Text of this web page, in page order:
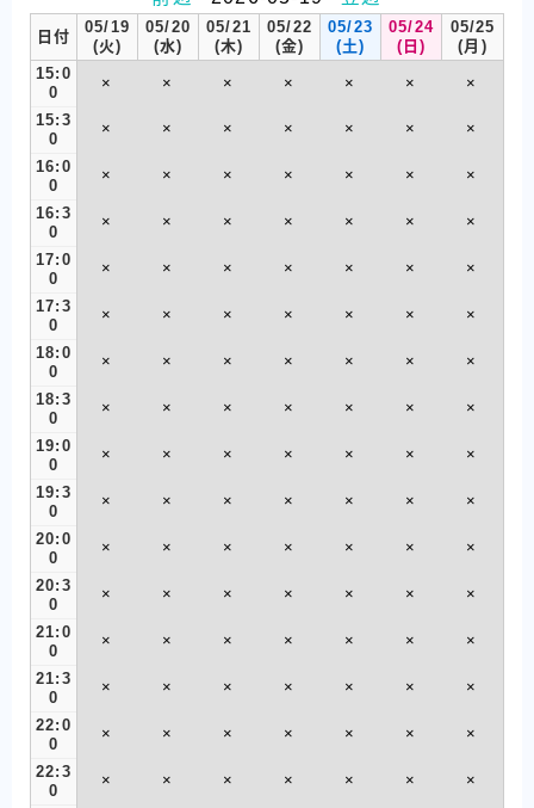
日付
05/19
(火)
05/20
(水)
05/21
(木)
05/22
(金)
05/23
(土)
05/24
(日)
05/25
(月)
15:0
0
× × × × × × ×
15:3
0
× × × × × × ×
16:0
0
× × × × × × ×
16:3
0
× × × × × × ×
17:0
0
× × × × × × ×
17:3
0
× × × × × × ×
18:0
0
× × × × × × ×
18:3
0
× × × × × × ×
19:0
0
× × × × × × ×
19:3
0
× × × × × × ×
20:0
0
× × × × × × ×
20:3
0
× × × × × × ×
21:0
0
× × × × × × ×
21:3
0
× × × × × × ×
22:0
0
× × × × × × ×
22:3
0
× × × × × × ×